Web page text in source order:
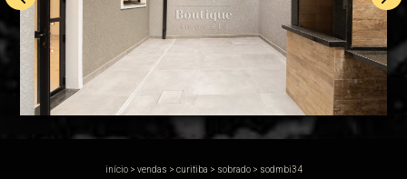
início> vendas > curitiba > sobrado> sodmbi34